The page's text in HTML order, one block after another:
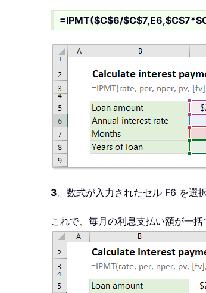
=IPMT($C$6/
3。数式が入力されたセル F6 を選
これで、毎月の利息支払い額が一